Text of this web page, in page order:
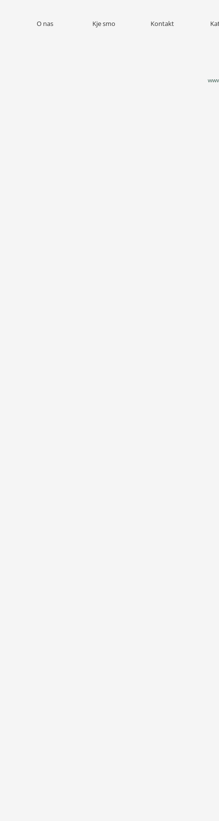
O nas Kje smo Kontakt